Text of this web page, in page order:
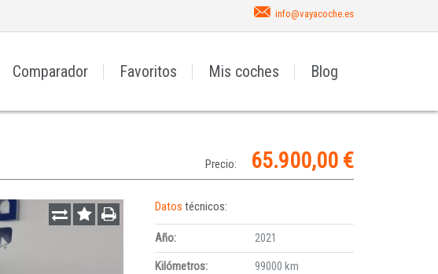
info@vayacoche.es
Comparador Favoritos Mis coches Blog
Precio: 65.900,00 €
Datostécnicos:
Año:
2021
Kilómetros:
99000 km